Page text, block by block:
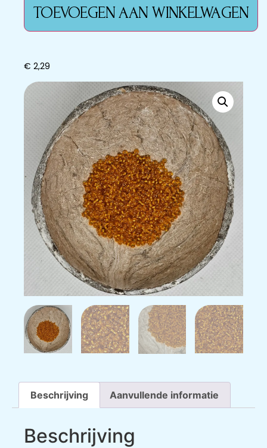
TOEVOEGEN AAN WINKELWAGEN
€ 2,29
Beschrijving Aanvullende informatie
Beschrijving